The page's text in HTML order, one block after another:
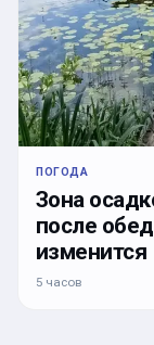
ПОГОДА
Зона
после
изменится
5 часов